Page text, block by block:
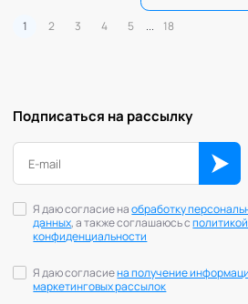
1 2 3 4 5 ... 18
Подписаться на рассылку
Я даю согласие наобработку
данных, а также соглашаюсь сполитикой
конфиденциальности
Я даю согласиена получение
маркетинговых рассылок